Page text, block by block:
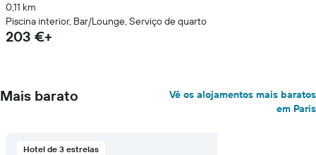
0,11 km
Piscina interior, Bar/Lounge, Serviço de quarto
203 €+
Mais barato
Vê os alojamentos mais baratos
em Paris
Hotel de 3 estrelas